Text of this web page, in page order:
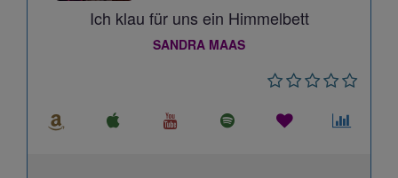
Ich klau für uns ein Himmelbett
SANDRA MAAS